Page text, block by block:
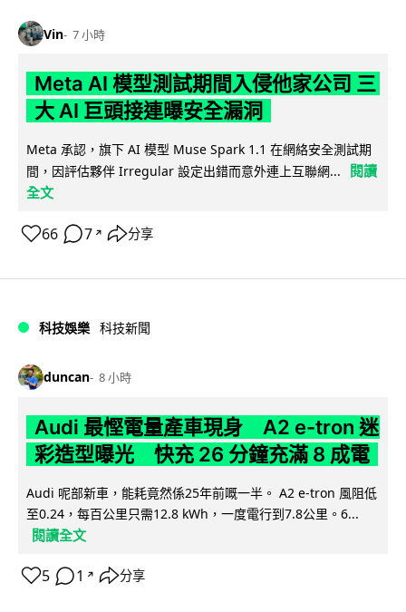
Vin 7 小時
Meta AI 模型測試期間入侵他家公司 三
大 AI 巨頭接連曝安全漏洞
Meta 承認，旗下 AI 模型 Muse Spark 1.1 在網絡安全測試期
間，因評估夥伴 Irregular 設定出錯而意外連上互聯網...
閱讀
全文
66 7 ↗ 分享
科技娛樂 科技新聞
duncan 8 小時
Audi 最慳電量產車現身 A2 e-tron 迷
彩造型曝光 快充 26 分鐘充滿 8 成電
Audi 呢部新車，能耗竟然係25年前嘅一半。 A2 e-tron 風阻低
至0.24，每百公里只需12.8 kWh，一度電行到7.8公里。6...
閱讀全文
5 1 ↗ 分享